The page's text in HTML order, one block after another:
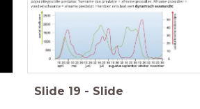
Slide 19 - Slide